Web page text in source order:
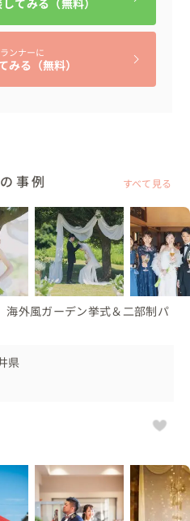
結婚式をやって本当によかっ
だきました💐
る方や、自分たちに合った
数で盛り上がりたい方
たカタチはないと考えてい
が好きで、おふたりらしい
える方法など、おふたりらし
婚式を一緒に創り上げていき
ンナーに
みる（無料）
事例 すべて見る
外風ガーデン挙式＆二部制パ
県